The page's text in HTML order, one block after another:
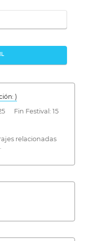
)
Fin Festival: 15
relacionadas